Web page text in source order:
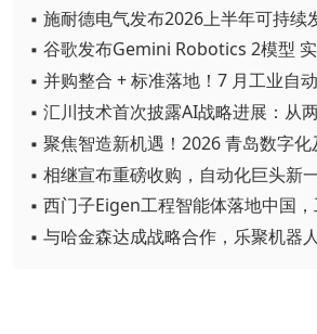
▪ 并购整合 + 标准落地！7 月工业自